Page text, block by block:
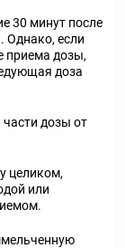
30 минут после
Однако, если
приема дозы,
доза
части дозы от
целиком,
или